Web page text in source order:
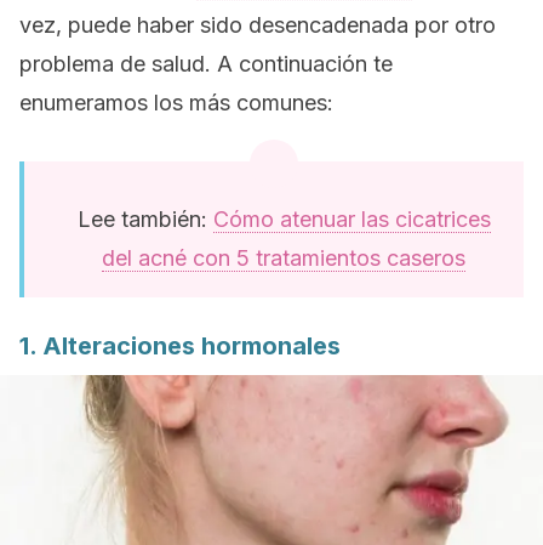
vez, puede haber sido desencadenada por otro
problema de salud. A continuación te
enumeramos los más comunes:
Lee también: Cómo atenuar las cicatrices
del acné con 5 tratamientos caseros
1. Alteraciones hormonales